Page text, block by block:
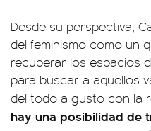
Desde su perspectiva,
del feminismo como un
recuperar los espacios
para buscar a aquellos
del todo a gusto con la
hay una posibilidad de